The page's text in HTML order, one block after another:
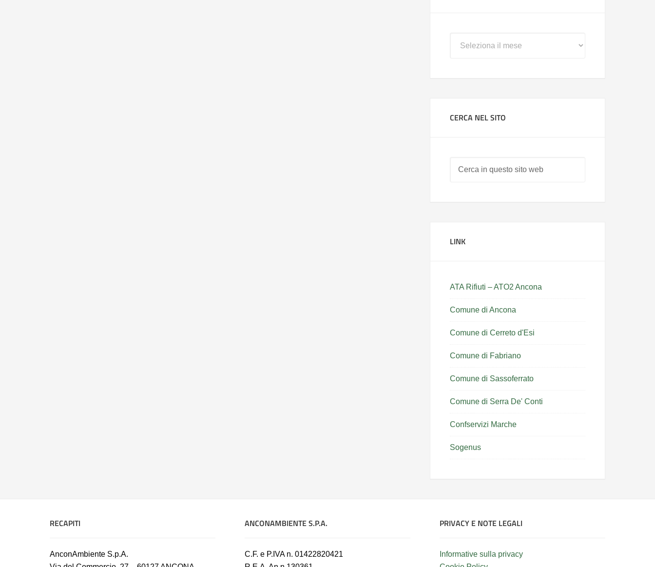
CERCA NEL SITO
LINK
ATA Rifiuti – ATO2 Ancona
Comune di Ancona
Comune di Cerreto d'Esi
Comune di Fabriano
Comune di Sassoferrato
Comune di Serra De' Conti
Confservizi Marche
Sogenus
RECAPITI
AnconAmbiente S.p.A.
ANCONAMBIENTE S.P.A.
C.F. e P.IVA n. 01422820421
PRIVACY E NOTE LEGALI
Informative sulla privacy